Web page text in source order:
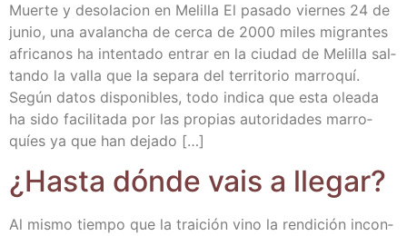
Muer­te y deso­la­cion en Meli­lla El pasa­do vier­nes 24 de
junio, una ava­lan­cha de cer­ca de 2000 miles migran­tes
afri­ca­nos ha inten­ta­do entrar en la ciu­dad de Meli­lla sal­
tan­do la valla que la sepa­ra del terri­to­rio marro­quí.
Según datos dis­po­ni­bles, todo indi­ca que esta olea­da
ha sido faci­li­ta­da por las pro­pias auto­ri­da­des marro­
quíes ya que han dejado […]
¿Has­ta dón­de vais a llegar?
Al mis­mo tiem­po que la trai­ción vino la ren­di­ción incon­